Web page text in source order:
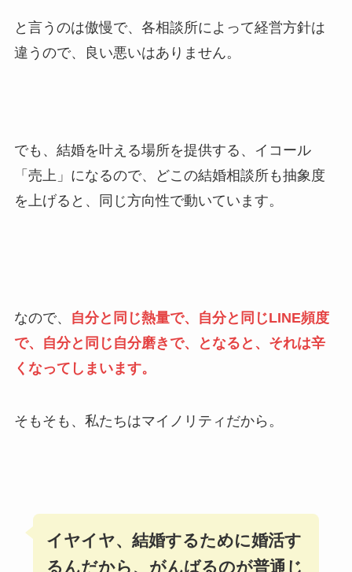
と言うのは傲慢で、各相談所によって経営方針は
違うので、良い悪いはありません。
でも、結婚を叶える場所を提供する、イコール
「売上」になるので、どこの結婚相談所も抽象度
を上げると、同じ方向性で動いています。
なので、
自分と同じ熱量で、自分と同じLINE頻度
で、自分と同じ自分磨きで、となると、それは辛
くなってしまいます。
そもそも、私たちはマイノリティだから。
イヤイヤ、結婚するために婚活す
るんだから、がんばるのが普通じ